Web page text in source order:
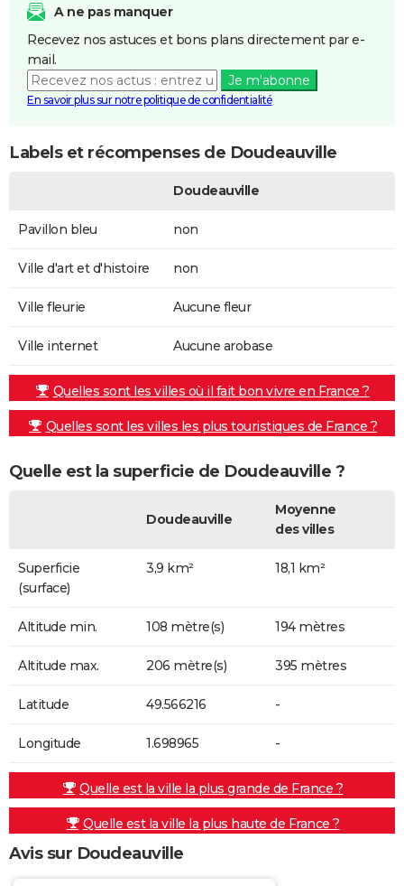
A ne pas manquer
Recevez nos astuces et bons plans directement par e-
mail.
Je m'abonne
En savoir plus sur notre politique de confidentialité
Labels et récompenses de Doudeauville
Doudeauville
Pavillon bleu non
Ville d'art et d'histoire non
Ville fleurie Aucune fleur
Ville internet Aucune arobase
Quelles sont les villes où il fait bon vivre en France ?
Quelles sont les villes les plus touristiques de France ?
Quelle est la superficie de Doudeauville ?
Doudeauville
Moyenne
des villes
Superficie
(surface)
3,9 km² 18,1 km²
Altitude min. 108 mètre(s) 194 mètres
Altitude max. 206 mètre(s) 395 mètres
Latitude 49.566216 -
Longitude 1.698965 -
Quelle est la ville la plus grande de France ?
Quelle est la ville la plus haute de France ?
Avis sur Doudeauville